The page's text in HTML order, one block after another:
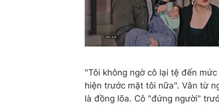
"Tôi không ngờ cô lại tệ đến
hiện trước mặt tôi nữa". Vân từ
là đồng lõa. Cô "đứng người"